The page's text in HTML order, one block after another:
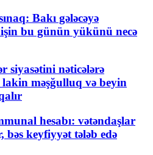
Bakı gələcəyə
bu günün yükünü necə
siyasətini nəticələrə
lakin məşğulluq və beyin
hesabı: vətəndaşlar
bəs keyfiyyət tələb edə